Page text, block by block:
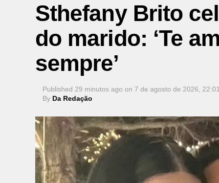
Sthefany Brito
do marido: ‘Te
sempre’
Published 29 minutos ago on 7 de agosto de 2026,
By Da Redação